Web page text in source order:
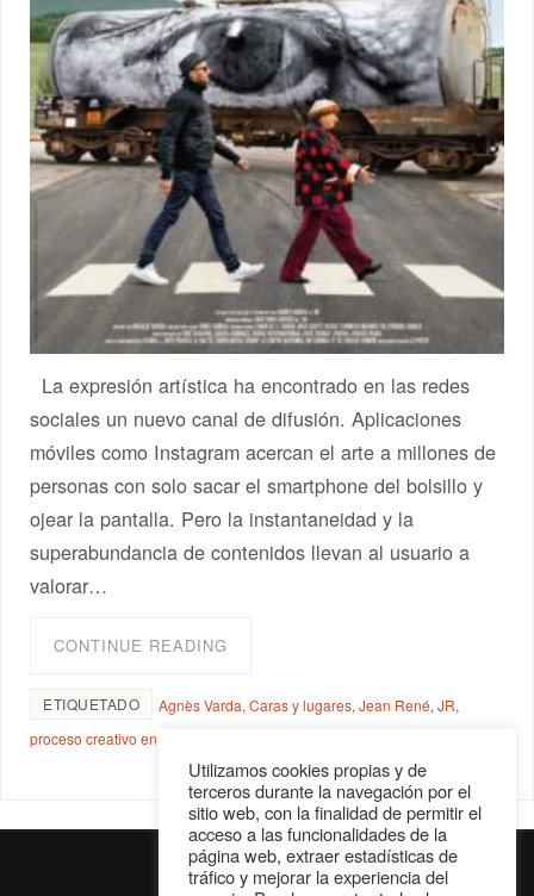
La expresión artística ha encontrado en las redes
sociales un nuevo canal de difusión. Aplicaciones
móviles como Instagram acercan el arte a millones de
personas con solo sacar el smartphone del bolsillo y
ojear la pantalla. Pero la instantaneidad y la
superabundancia de contenidos llevan al usuario a
valorar…
CONTINUE READING
ETIQUETADO Agnès Varda,Caras y lugares,Jean René,JR,
proceso creativo en el cine
Utilizamos cookies propias y de
terceros durante la navegación por el
sitio web, con la finalidad de permitir el
acceso a las funcionalidades de la
página web, extraer estadísticas de
tráfico y mejorar la experiencia del